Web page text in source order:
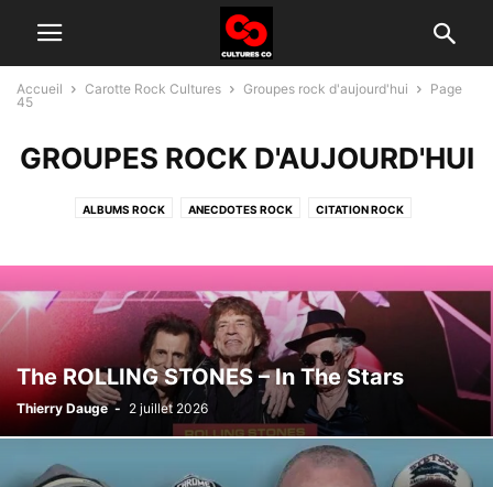
Accueil Carotte Rock Cultures Groupes rock d'aujourd'hui
Page
45
GROUPES ROCK D'AUJOURD'HUI
ALBUMS ROCK ANECDOTES ROCK CITATION ROCK
TÉLÉ ROCK
The ROLLING STONES – In The Stars
Thierry Dauge - 2 juillet 2026